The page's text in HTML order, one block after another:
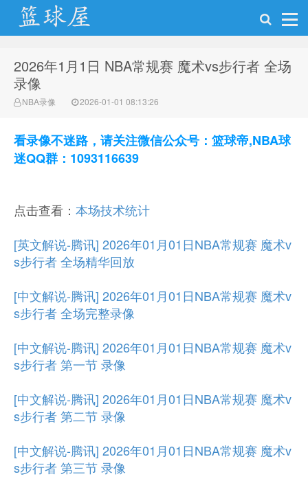
NBA录像网
2026年1月1日 NBA常规赛 魔术vs步行者 全场
录像
NBA录像 2026-01-01 08:13:26
看录像不迷路，请关注微信公众号：篮球帝,NBA球
迷QQ群：1093116639
点击查看： 本场技术统计
[英文解说-腾讯] 2026年01月01日NBA常规赛 魔术v
s步行者 全场精华回放
[中文解说-腾讯] 2026年01月01日NBA常规赛 魔术v
s步行者 全场完整录像
[中文解说-腾讯] 2026年01月01日NBA常规赛 魔术v
s步行者 第一节 录像
[中文解说-腾讯] 2026年01月01日NBA常规赛 魔术v
s步行者 第二节 录像
[中文解说-腾讯] 2026年01月01日NBA常规赛 魔术v
s步行者 第三节 录像